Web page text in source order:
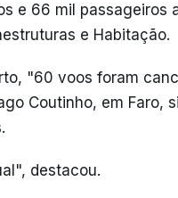
e 66 mil passageiros
e Habitação.
"60 voos foram
Coutinho, em Faro,
destacou.